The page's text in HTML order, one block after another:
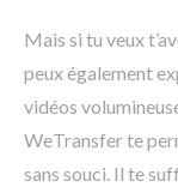
Mais si tu veux
peux également
vidéos
WeTransfer te
sans souci. Il te